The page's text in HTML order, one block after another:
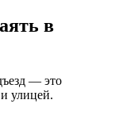
в
— это
улицей.